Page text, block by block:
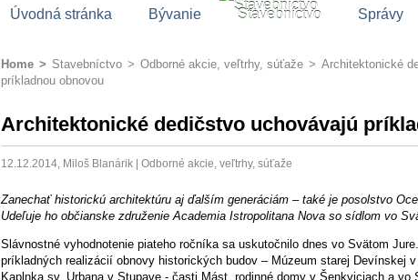
Úvodná stránka Bývanie Stavebníctvo Správy
Home > Stavebníctvo > Odborné akcie, veľtrhy, súťaže > Architektonické
príkladnou obnovou
Architektonické dedičstvo uchovávajú
12.12.2014, Miloš Blanárik | Odborné akcie, veľtrhy, súťaže
Zanechať historickú architektúru aj ďalším generáciám – také je posolstvo
Udeľuje ho občianske združenie Academia Istropolitana Nova so sídlom vo
Slávnostné vyhodnotenie piateho ročníka sa uskutočnilo dnes vo Svätom
príkladných realizácií obnovy historických budov – Múzeum starej Devínskej
Kaplnka sv. Urbana v Stupave - časti Mást, rodinné domy v Šenkviciach a vo